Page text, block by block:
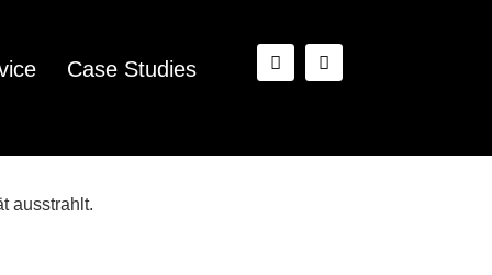
Case Studies
ausstrahlt.